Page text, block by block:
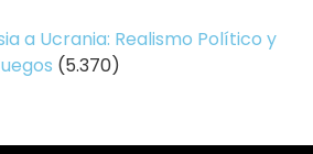
a Ucrania: Realismo Político y
(5.370)